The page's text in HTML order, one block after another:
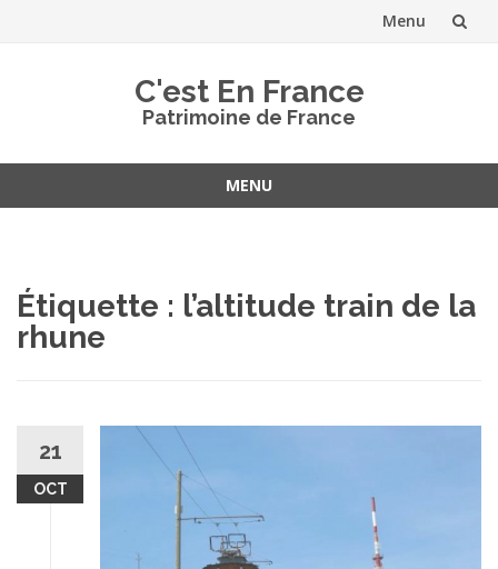
Menu
C'est En France
Patrimoine de France
MENU
Étiquette : l’altitude train de la
rhune
21
OCT